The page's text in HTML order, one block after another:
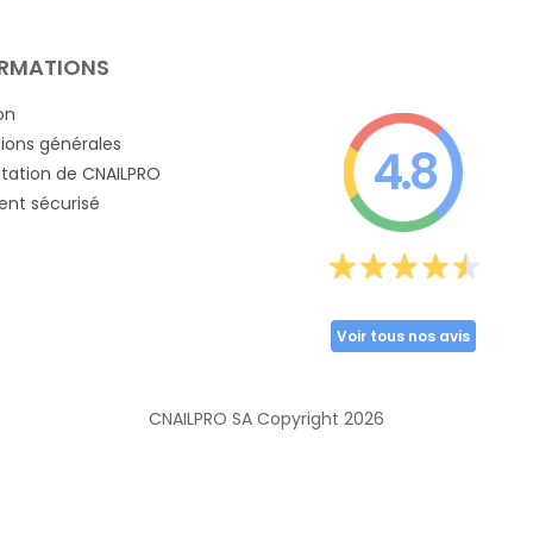
générales
de CNAILPRO
sécurisé
4.8
Voir tous nos avis
CNAILPRO SA Copyright 2026